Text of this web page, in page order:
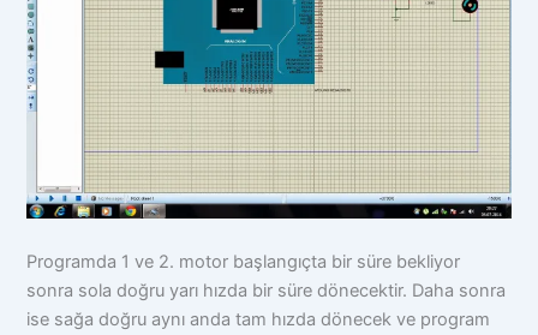
Programda 1 ve 2. motor başlangıçta bir süre bekliyor
sonra sola doğru yarı hızda bir süre dönecektir. Daha sonra
ise sağa doğru aynı anda tam hızda dönecek ve program